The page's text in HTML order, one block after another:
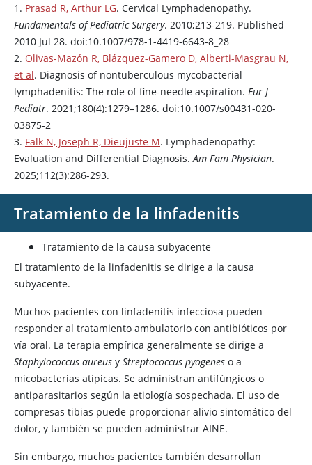
1. Prasad R, Arthur LG. Cervical Lymphadenopathy.
Fundamentals of Pediatric Surgery. 2010;213-219. Published
2010 Jul 28. doi:10.1007/978-1-4419-6643-8_28
2. Olivas-Mazón R, Blázquez-Gamero D, Alberti-Masgrau N,
et al. Diagnosis of nontuberculous mycobacterial
lymphadenitis: The role of fine-needle aspiration. Eur J
Pediatr. 2021;180(4):1279–1286. doi:10.1007/s00431-020-
03875-2
3. Falk N, Joseph R, Dieujuste M. Lymphadenopathy:
Evaluation and Differential Diagnosis.Am Fam Physician.
2025;112(3):286-293.
Tratamiento de la linfadenitis
Tratamiento de la causa subyacente
El tratamiento de la linfadenitis se dirige a la causa
subyacente.
Muchos pacientes con linfadenitis infecciosa pueden
responder al tratamiento ambulatorio con antibióticos por
vía oral. La terapia empírica generalmente se dirige a
Staphylococcus aureus y Streptococcus pyogenes o a
micobacterias atípicas. Se administran antifúngicos o
antiparasitarios según la etiología sospechada. El uso de
compresas tibias puede proporcionar alivio sintomático del
dolor, y también se pueden administrar AINE.
Sin embargo, muchos pacientes también desarrollan